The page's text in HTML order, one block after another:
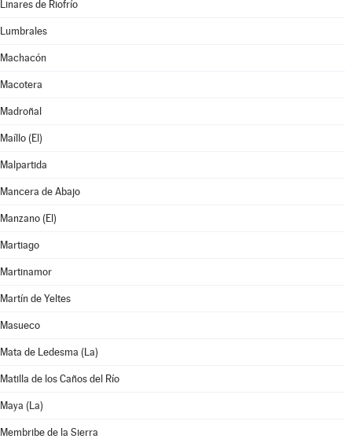
Linares de Riofrío
Lumbrales
Machacón
Macotera
Madroñal
Maíllo (El)
Malpartida
Mancera de Abajo
Manzano (El)
Martiago
Martinamor
Martín de Yeltes
Masueco
Mata de Ledesma (La)
Matilla de los Caños del Río
Maya (La)
Membribe de la Sierra